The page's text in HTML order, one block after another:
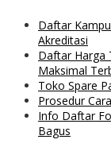
Daftar
Akreditasi
Daftar Harga
Maksimal
Toko Spare
Prosedur
Info Daftar
Bagus